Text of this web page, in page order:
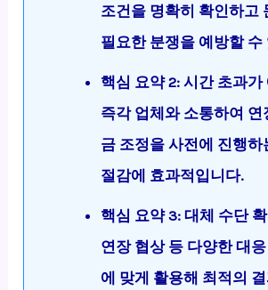
조건을 명확히 확인하고
필요한 분쟁을 예방할 수
핵심 요약 2: 시간 초과
즉각 업체와 소통하여 연
금 조정을 사전에 진행하
절감에 효과적입니다.
핵심 요약 3: 대체 수단
연장 협상 등 다양한 대
에 맞게 활용해 최적의